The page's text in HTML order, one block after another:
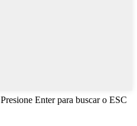
Presione Enter para buscar o ESC